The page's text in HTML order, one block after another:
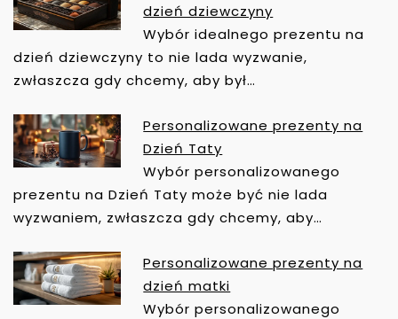
dzień dziewczyny
Wybór idealnego prezentu na
dzień dziewczyny to nie lada wyzwanie,
zwłaszcza gdy chcemy, aby był…
Personalizowane prezenty na
Dzień Taty
Wybór personalizowanego
prezentu na Dzień Taty może być nie lada
wyzwaniem, zwłaszcza gdy chcemy, aby…
Personalizowane prezenty na
dzień matki
Wybór personalizowanego
N
A
W
I
A
C
J
W
P
I
S
U